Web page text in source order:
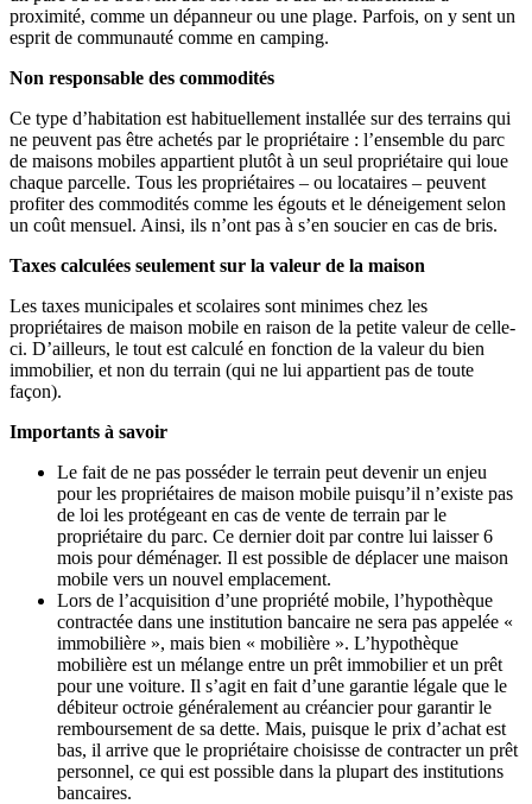
proximité, comme un dépanneur ou une plage. Parfois, on y sent un
esprit de communauté comme en camping.
Non responsable des commodités
Ce type d’habitation est habituellement installée sur des terrains qui
ne peuvent pas être achetés par le propriétaire : l’ensemble du parc
de maisons mobiles appartient plutôt à un seul propriétaire qui loue
chaque parcelle. Tous les propriétaires – ou locataires – peuvent
profiter des commodités comme les égouts et le déneigement selon
un coût mensuel. Ainsi, ils n’ont pas à s’en soucier en cas de bris.
Taxes calculées seulement sur la valeur de la maison
Les taxes municipales et scolaires sont minimes chez les
propriétaires de maison mobile en raison de la petite valeur de celle-
ci. D’ailleurs, le tout est calculé en fonction de la valeur du bien
immobilier, et non du terrain (qui ne lui appartient pas de toute
façon).
Importants à savoir
Le fait de ne pas posséder le terrain peut devenir un enjeu
pour les propriétaires de maison mobile puisqu’il n’existe pas
de loi les protégeant en cas de vente de terrain par le
propriétaire du parc. Ce dernier doit par contre lui laisser 6
mois pour déménager. Il est possible de déplacer une maison
mobile vers un nouvel emplacement.
Lors de l’acquisition d’une propriété mobile, l’hypothèque
contractée dans une institution bancaire ne sera pas appelée «
immobilière », mais bien « mobilière ». L’hypothèque
mobilière est un mélange entre un prêt immobilier et un prêt
pour une voiture. Il s’agit en fait d’une garantie légale que le
débiteur octroie généralement au créancier pour garantir le
remboursement de sa dette. Mais, puisque le prix d’achat est
bas, il arrive que le propriétaire choisisse de contracter un prêt
personnel, ce qui est possible dans la plupart des institutions
bancaires.